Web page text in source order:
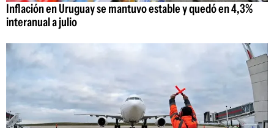
Inflación en Uruguay se mantuvo estable y quedó en 4,3%
interanual a julio